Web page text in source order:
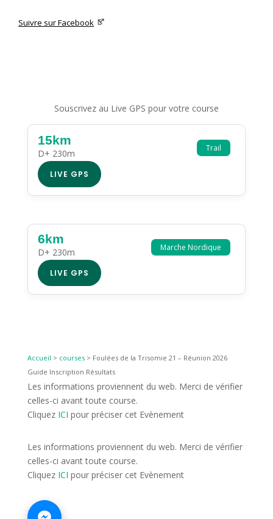
Suivre sur Facebook
Souscrivez au Live GPS pour votre course
Trail
15km
D+ 230m
LIVE GPS
Marche Nordique
6km
D+ 230m
LIVE GPS
Accueil > courses> Foulées de la Trisomie 21 – Réunion 2026
Guide Inscription Résultats
Les informations proviennent du web. Merci de vérifier
celles-ci avant toute course.
Cliquez ICI pour préciser cet Evènement
Les informations proviennent du web. Merci de vérifier
celles-ci avant toute course.
Cliquez ICI pour préciser cet Evènement